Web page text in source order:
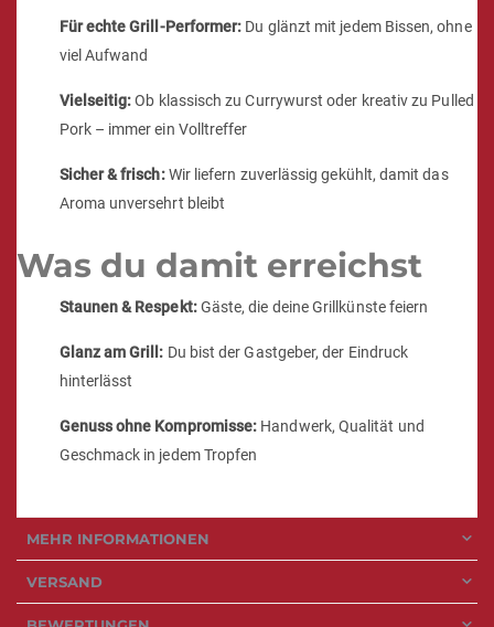
Für echte Grill-Performer: Du glänzt mit jedem Bissen, ohne
viel Aufwand
Vielseitig:Ob klassisch zu Currywurst oder kreativ zu Pulled
Pork – immer ein Volltreffer
Sicher & frisch:Wir liefern zuverlässig gekühlt, damit das
Aroma unversehrt bleibt
Was du damit erreichst
Staunen & Respekt:Gäste, die deine Grillkünste feiern
Glanz am Grill: Du bist der Gastgeber, der Eindruck
hinterlässt
Genuss ohne Kompromisse: Handwerk, Qualität und
Geschmack in jedem Tropfen
MEHR INFORMATIONEN
VERSAND